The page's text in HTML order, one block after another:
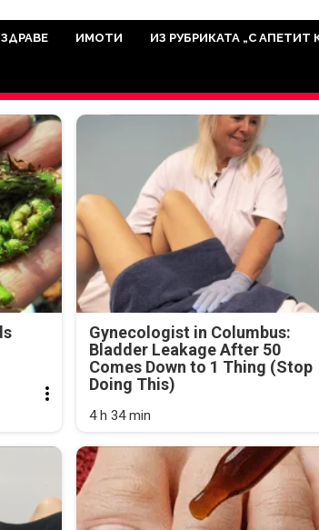
да отразява всичко
нашия сайт са от
затова държим на
ЗДРАВЕ ИМОТИ ИЗ РУБРИКАТА „С АПЕТИТ
Gynecologist in Columbus:
Bladder Leakage After 50
Comes Down to 1 Thing (Stop
Doing This)
4 h 34 min